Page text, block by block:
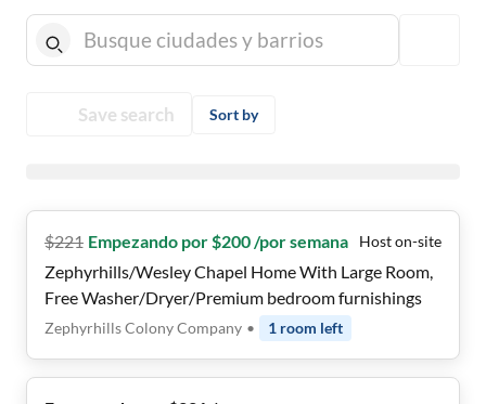
Save search Sort by
$221 Empezando por $200 /por semana Host on-site
Zephyrhills/Wesley Chapel Home With Large Room,
Free Washer/Dryer/Premium bedroom furnishings
Zephyrhills Colony Company • 1 room left